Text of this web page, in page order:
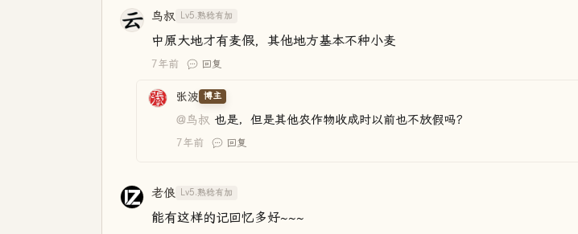
鸟叔 Lv5.熟稔有加
中原大地才有麦假，其他地方基本不种小麦
7年前 回复
张波 博主
@鸟叔 也是，但是其他农作物收成时以前也不放假吗？
7年前 回复
老俍 Lv5.熟稔有加
能有这样的记回忆多好~~~